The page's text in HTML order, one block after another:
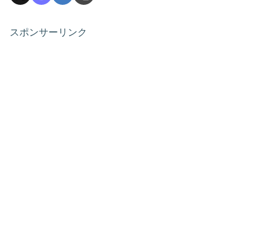
スポンサーリンク